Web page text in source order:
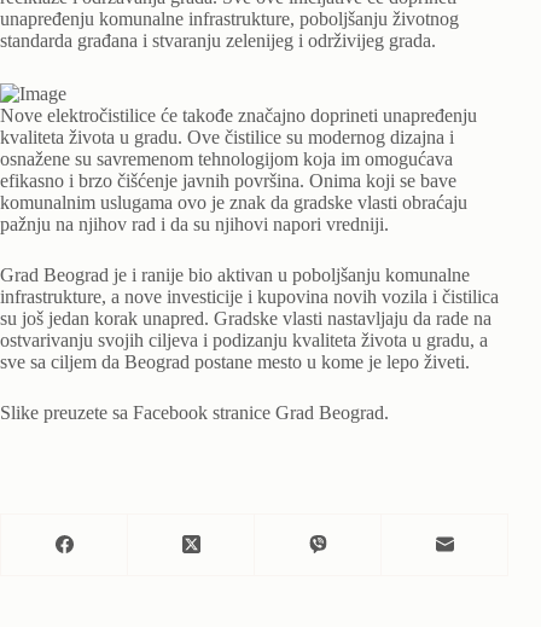
unapređenju komunalne infrastrukture, poboljšanju životnog
standarda građana i stvaranju zelenijeg i održivijeg grada.
Nove elektročistilice će takođe značajno doprineti unapređenju
kvaliteta života u gradu. Ove čistilice su modernog dizajna i
osnažene su savremenom tehnologijom koja im omogućava
efikasno i brzo čišćenje javnih površina. Onima koji se bave
komunalnim uslugama ovo je znak da gradske vlasti obraćaju
pažnju na njihov rad i da su njihovi napori vredniji.
Grad Beograd je i ranije bio aktivan u poboljšanju komunalne
infrastrukture, a nove investicije i kupovina novih vozila i čistilica
su još jedan korak unapred. Gradske vlasti nastavljaju da rade na
ostvarivanju svojih ciljeva i podizanju kvaliteta života u gradu, a
sve sa ciljem da Beograd postane mesto u kome je lepo živeti.
Slike preuzete sa Facebook stranice Grad Beograd.